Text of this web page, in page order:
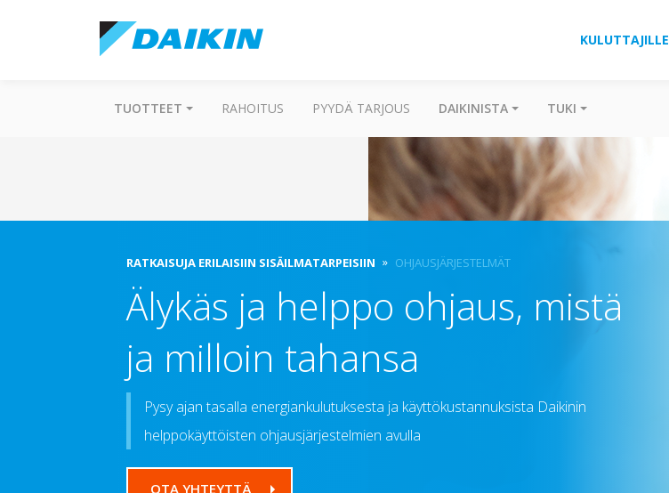
KULUTTAJILLE
TUOTTEET RAHOITUS PYYDÄ TARJOUS DAIKINISTA TUKI
RATKAISUJA ERILAISIIN SISÄILMATARPEISIIN OHJAUSJÄRJESTELMÄT
Älykäs ja helppo ohjaus, mistä
ja milloin tahansa
Pysy ajan tasalla energiankulutuksesta ja käyttökustannuksista Daikinin
helppokäyttöisten ohjausjärjestelmien avulla
OTA YHTEYTTÄ